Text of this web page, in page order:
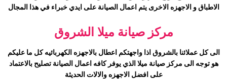
الاطباق و الاجهزه الاخرى يتم اعمال الصيانة على ايدي خبراء في هذا المجال
مركز صيانة ميلا الشروق
الى كل عملائنا بالشروق اذا واجهتكم اعطال بالاجهزه الكهربائيه كل ما عليكم
هو توجه الى مركز صيانة ميلا الذي يوفر كافه اعمال الصيانة تصليح بالاعتماد
على افضل الاجهزه والالات الحديثة